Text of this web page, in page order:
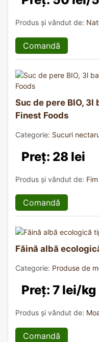
Produs și vândut de:
Comandă
Suc de pere BIO, 3l
Finest Foods
Categorie: Sucuri
Preț: 28 lei
Produs și vândut de:
Comandă
Făină albă
Categorie: Produse de
Preț: 7 lei/kg
Produs și vândut de:
Comandă